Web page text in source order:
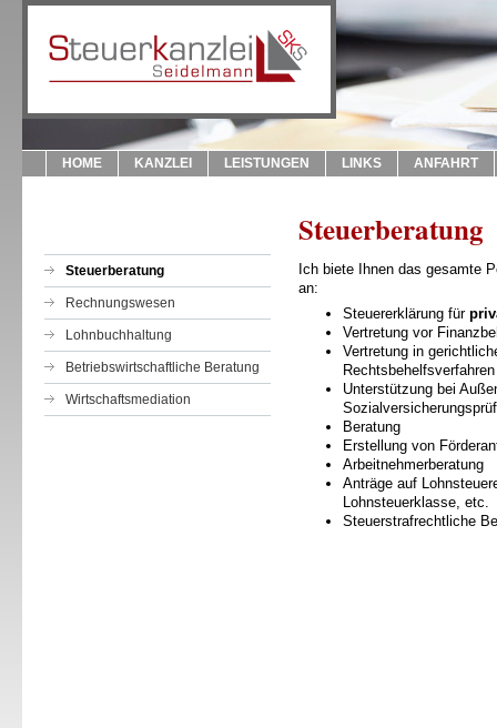
HOME KANZLEI LEISTUNGEN LINKS ANFAHRT
Steuerberatung
Rechnungswesen
Lohnbuchhaltung
Betriebswirtschaftliche Beratung
Wirtschaftsmediation
Steuerberatung
Ich biete Ihnen das gesamte
an:
Steuererklärung für
Vertretung vor
Vertretung in
Rechtsbehelfsverfahren
Unterstützung bei
Beratung
Erstellung von
Arbeitnehmerberatung
Anträge auf
Lohnsteuerklasse, etc.
Steuerstrafrechtliche